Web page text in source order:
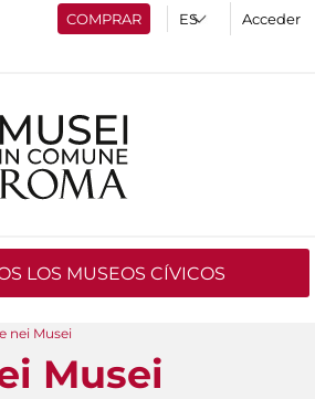
COMPRAR Acceder
LOS MUSEOS CÍVICOS
nei Musei
Musei